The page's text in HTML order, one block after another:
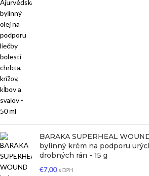
BARAKA SUPERHEAL
bylinný krém na podporu
drobných rán - 15 g
€7,00 s DPH